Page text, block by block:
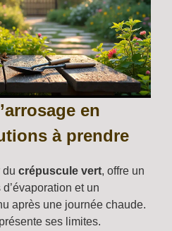
en
à prendre
du crépuscule vert, offre un
et un
après une journée chaude.
ses limites.